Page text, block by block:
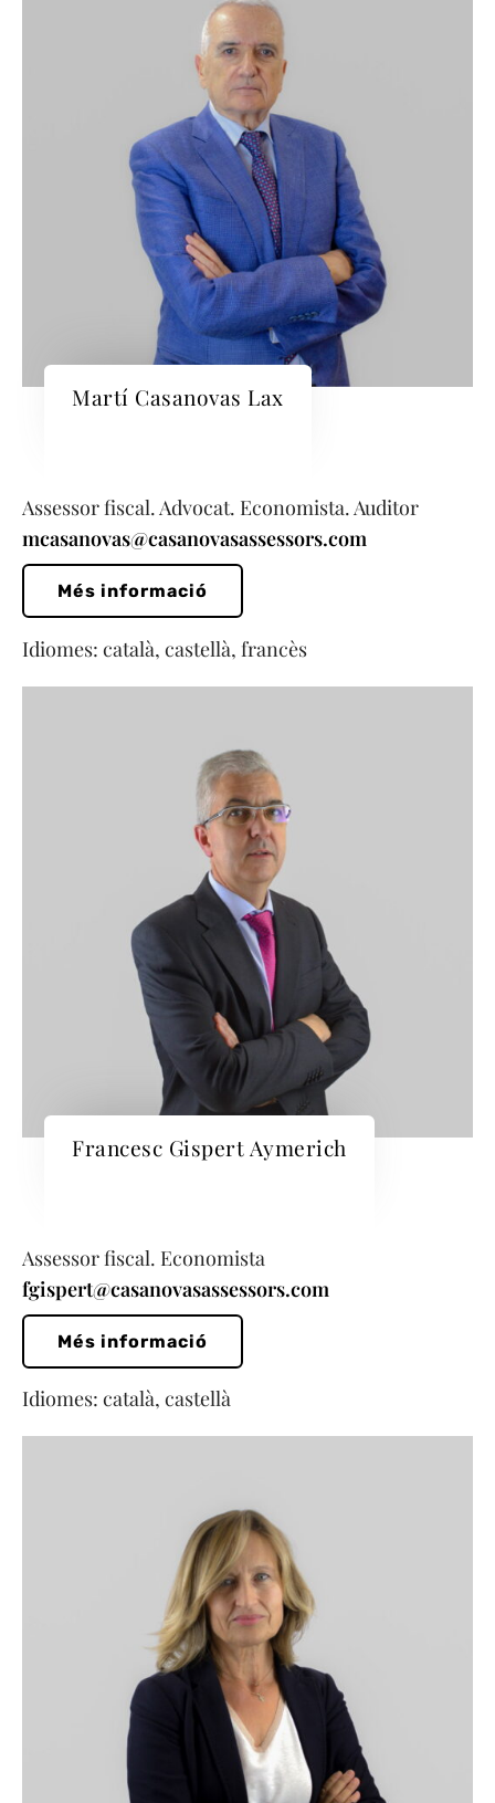
Martí Casanovas Lax
Assessor fiscal. Advocat. Economista. Auditor
mcasanovas@casanovasassessors.com
Més informació
Idiomes: català, castellà, francès
Francesc Gispert Aymerich
Assessor fiscal. Economista
fgispert@casanovasassessors.com
Més informació
Idiomes: català, castellà